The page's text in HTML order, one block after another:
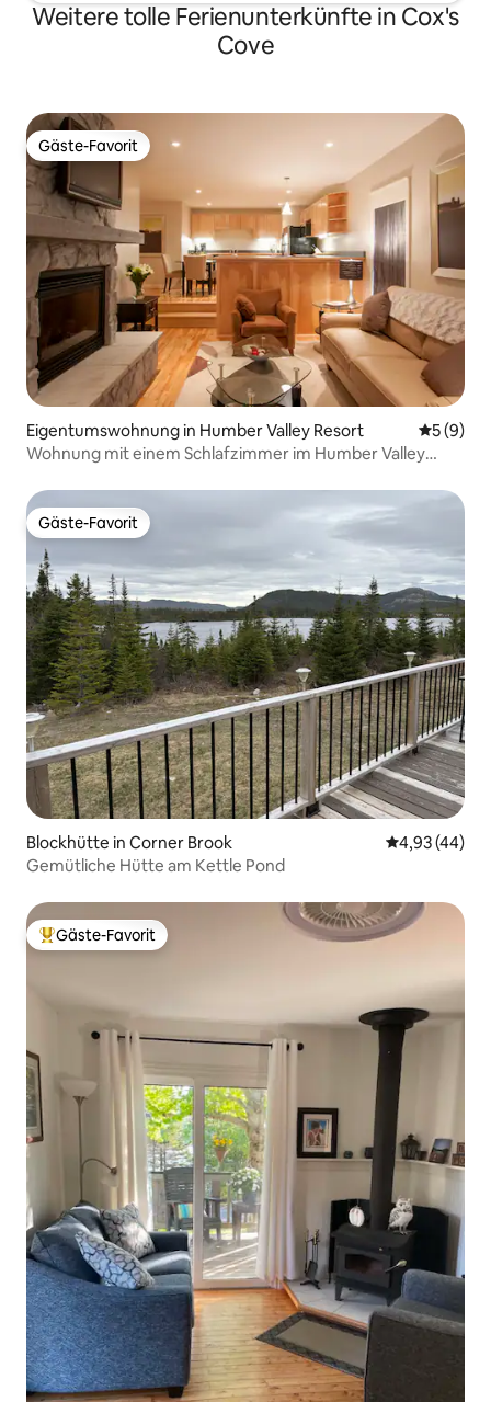
Weitere tolle Ferienunterkünfte in Cox's
Cove
Gäste-Favorit
Gäste-Favorit
Eigentumswohnung in Humber Valley Resort
5 (9)
Wohnung mit einem Schlafzimmer im Humber Valley
Gäste-Favorit
Gäste-Favorit
Blockhütte in Corner Brook
4,93 (44)
Gemütliche Hütte am Kettle Pond
Beliebter Gäste-Favorit.
Gäste-Favorit